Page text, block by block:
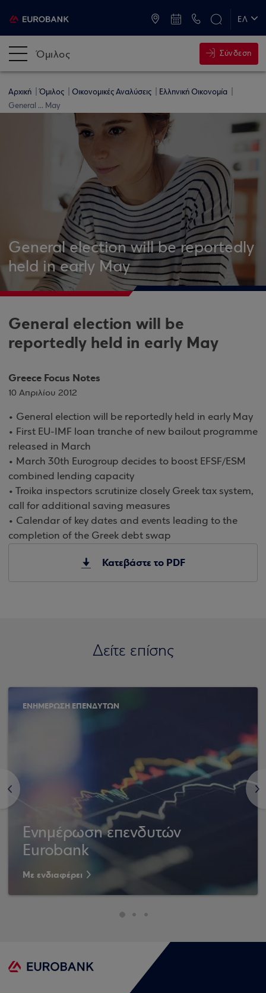
ΕΛ
Όμιλος Σύνδεση
Αρχική Όμιλος Οικονομικές Αναλύσεις
Ελληνική Οικονομία
General ... May
General election will be reportedly
held in early May
General election will be
reportedly held in early May
Greece Focus Notes
10 Απριλίου 2012
• General election will be reportedly held in early May
• First EU-IMF loan tranche of new bailout programme
released in March
• March 30th Eurogroup decides to boost EFSF/ESM
combined lending capacity
• Troika inspectors scrutinize closely Greek tax system,
call for additional saving measures
• Calendar of key dates and events leading to the
completion of the Greek debt swap
Κατεβάστε το PDF
Δείτε επίσης
<
ΕΝΗΜΕΡΩΣΗ ΕΠΕΝΔΥΤΩΝ
Ενημέρωση επενδυτών
Eurobank
Με ενδιαφέρει
>